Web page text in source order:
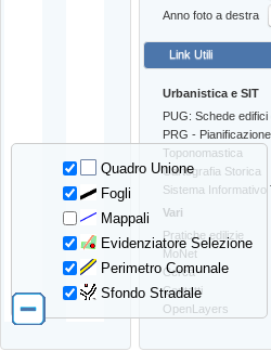
Anno foto a destra
Link Utili
Urbanistica e SIT
PUG: Schede
PRG -
Toponomastica
Cartografia Storica
Sistema Informativo
Vari
Pratiche edilizie
MoNet
Cerca
Contatti
OpenLayers
Quadro Unione
Fogli
Mappali
Evidenziatore Selezione
Perimetro Comunale
Sfondo Stradale